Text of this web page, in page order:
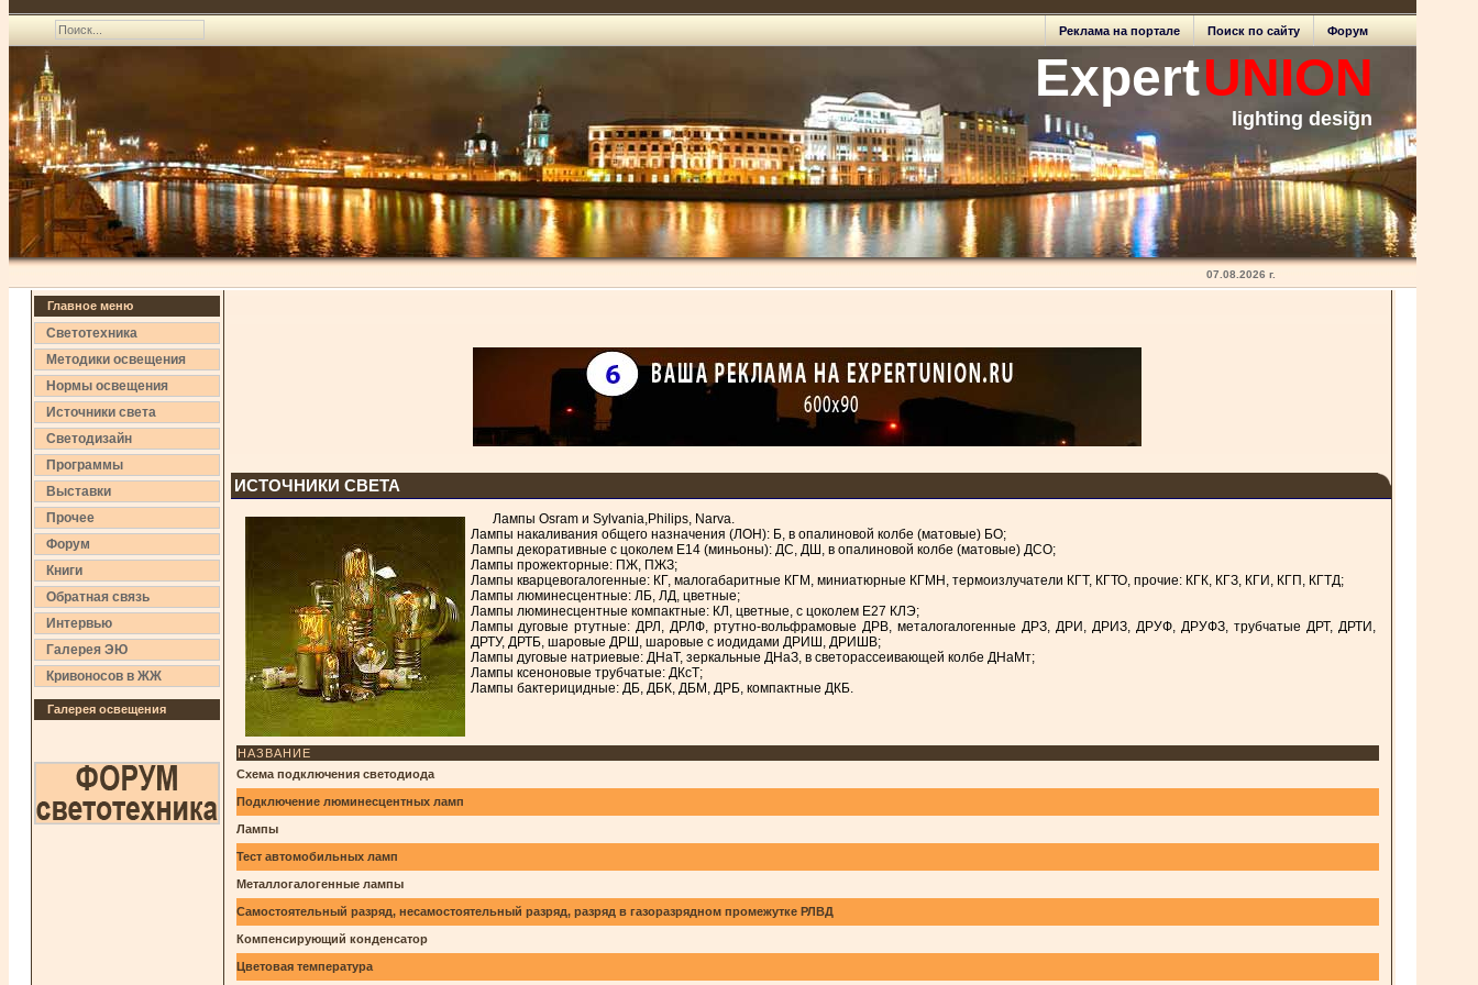
Форум
Поиск по сайту
Реклама на портале
ExpertUNION
lighting design
07.08.2026 г.
Главное меню
Светотехника
Методики освещения
Нормы освещения
Источники света
Светодизайн
Программы
Выставки
Прочее
Форум
Книги
Обратная связь
Интервью
Галерея ЭЮ
Кривоносов в ЖЖ
Галерея освещения
ИСТОЧНИКИ СВЕТА
Лампы Osram и Sylvania,Philips, Narva.
Лампы накаливания общего назначения (ЛОН): Б, в опалиновой колбе (матовые) БО;
Лампы декоративные с цоколем Е14 (миньоны): ДС, ДШ, в опалиновой колбе (матовые) ДСО;
Лампы прожекторные: ПЖ, ПЖЗ;
Лампы кварцевогалогенные: КГ, малогабаритные КГМ, миниатюрные КГМН, термоизлучатели КГТ, КГТО, прочие: КГК, КГЗ, КГИ, КГП, КГТД;
Лампы люминесцентные: ЛБ, ЛД, цветные;
Лампы люминесцентные компактные: КЛ, цветные, с цоколем Е27 КЛЭ;
Лампы дуговые ртутные: ДРЛ, ДРЛФ, ртутно-вольфрамовые ДРВ, металогалогенные ДРЗ, ДРИ, ДРИЗ, ДРУФ, ДРУФЗ, трубчатые ДРТ, ДРТИ,
ДРТУ, ДРТБ, шаровые ДРШ, шаровые с иодидами ДРИШ, ДРИШВ;
Лампы дуговые натриевые: ДНаТ, зеркальные ДНаЗ, в светорассеивающей колбе ДНаМт;
Лампы ксеноновые трубчатые: ДКсТ;
Лампы бактерицидные: ДБ, ДБК, ДБМ, ДРБ, компактные ДКБ.
НАЗВАНИЕ
Схема подключения светодиода
Подключение люминесцентных ламп
Лампы
Тест автомобильных ламп
Металлогалогенные лампы
Самостоятельный разряд, несамостоятельный разряд, разряд в газоразрядном промежутке РЛВД
Компенсирующий конденсатор
Цветовая температура